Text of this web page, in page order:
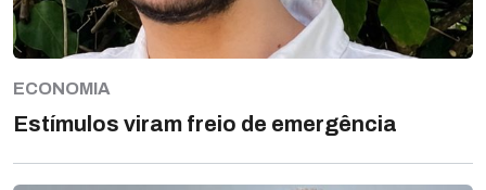
ECONOMIA
Estímulos viram freio de emergência